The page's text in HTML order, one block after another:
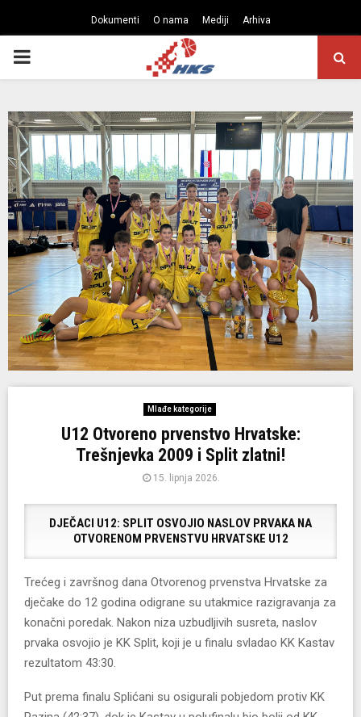
Dokumenti O nama Mediji Arhiva
PRIMARY
Mlađe kategorije
U12 Otvoreno prvenstvo Hrvatske:
Trešnjevka 2009 i Split zlatni!
15. lipnja 2026.
DJEČACI U12: SPLIT OSVOJIO NASLOV PRVAKA NA
OTVORENOM PRVENSTVU HRVATSKE U12
Trećeg i završnog dana Otvorenog prvenstva Hrvatske za
dječake do 12 godina odigrane su utakmice razigravanja za
konačni poredak. Nakon niza uzbudljivih susreta, naslov
prvaka osvojio je KK Split, koji je u finalu svladao KK Kastav
rezultatom 43:30.
Put prema finalu Splićani su osigurali pobjedom protiv KK